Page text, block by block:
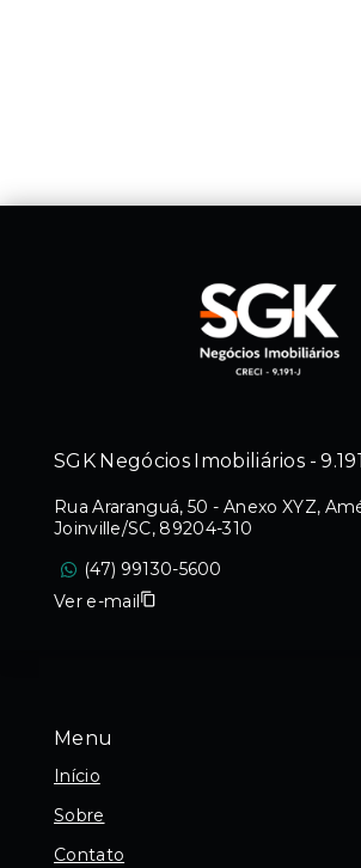
Menu
Início
Sobre
Contato
SGK Negócios Imobiliários -
Rua Araranguá, 50 - Anexo XYZ,
Joinville/SC, 89204-310
(47) 99130-5600
Ver e-mail